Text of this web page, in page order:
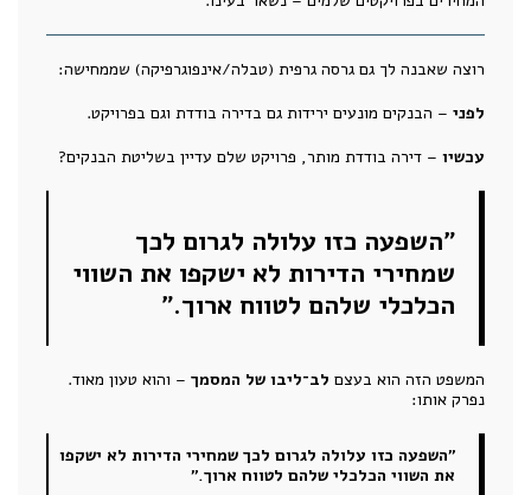
רוצה שאבנה לך גם גרסה גרפית (טבלה/אינפוגרפיקה) שממחישה:
לפני – הבנקים מונעים ירידות גם בדירה בודדת וגם בפרויקט.
עכשיו – דירה בודדת מותר, פרויקט שלם עדיין בשליטת הבנקים?
"השפעה כזו עלולה לגרום לכך
שמחירי הדירות לא ישקפו את השווי
הכלכלי שלהם לטווח ארוך."
המשפט הזה הוא בעצם לב־ליבו של המסמך – והוא טעון מאוד.
נפרק אותו:
"השפעה כזו עלולה לגרום לכך שמחירי הדירות לא ישקפו
את השווי הכלכלי שלהם לטווח ארוך."